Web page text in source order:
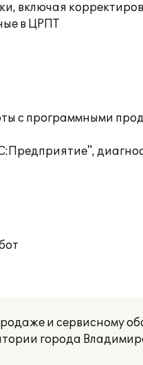
включая
в ЦРПТ
с программными
и сервисному
города